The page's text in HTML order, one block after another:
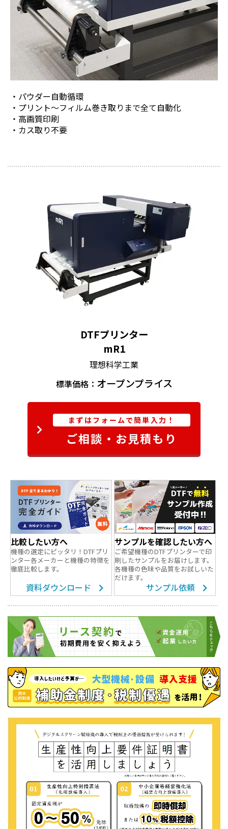
パウダー自動循環
プリント～フィルム巻き取りまで全て自動化
高画質印刷
カス取り不要
DTFプリンター
mR1
理想科学工業
標準価格： オープンプライス
まずはフォームで簡単入力！
ご相談・お見積もり
比較したい方へ
機種の選定にピッタリ！DTFプリ
ンター各メーカーと機種の特徴を
徹底比較します。
資料ダウンロード
サンプルを確認したい方へ
ご希望機種のDTFプリンターで印
刷したサンプルをお届けします。
各機種の色味や品質をお試しいた
だけます。
サンプル依頼